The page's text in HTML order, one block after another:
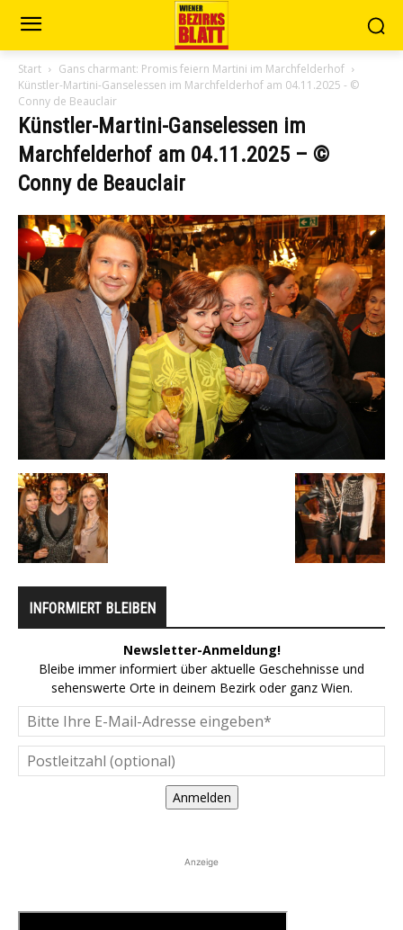
Start
Gans charmant: Promis feiern Martini im Marchfelderhof
Künstler-Martini-Ganselessen im Marchfelderhof am 04.11.2025 - ©
Conny de Beauclair
Künstler-Martini-Ganselessen im
Marchfelderhof am 04.11.2025 – ©
Conny de Beauclair
INFORMIERT BLEIBEN
Newsletter-Anmeldung!
Bleibe immer informiert über aktuelle Geschehnisse und
sehenswerte Orte in deinem Bezirk oder ganz Wien.
Anmelden
Anzeige